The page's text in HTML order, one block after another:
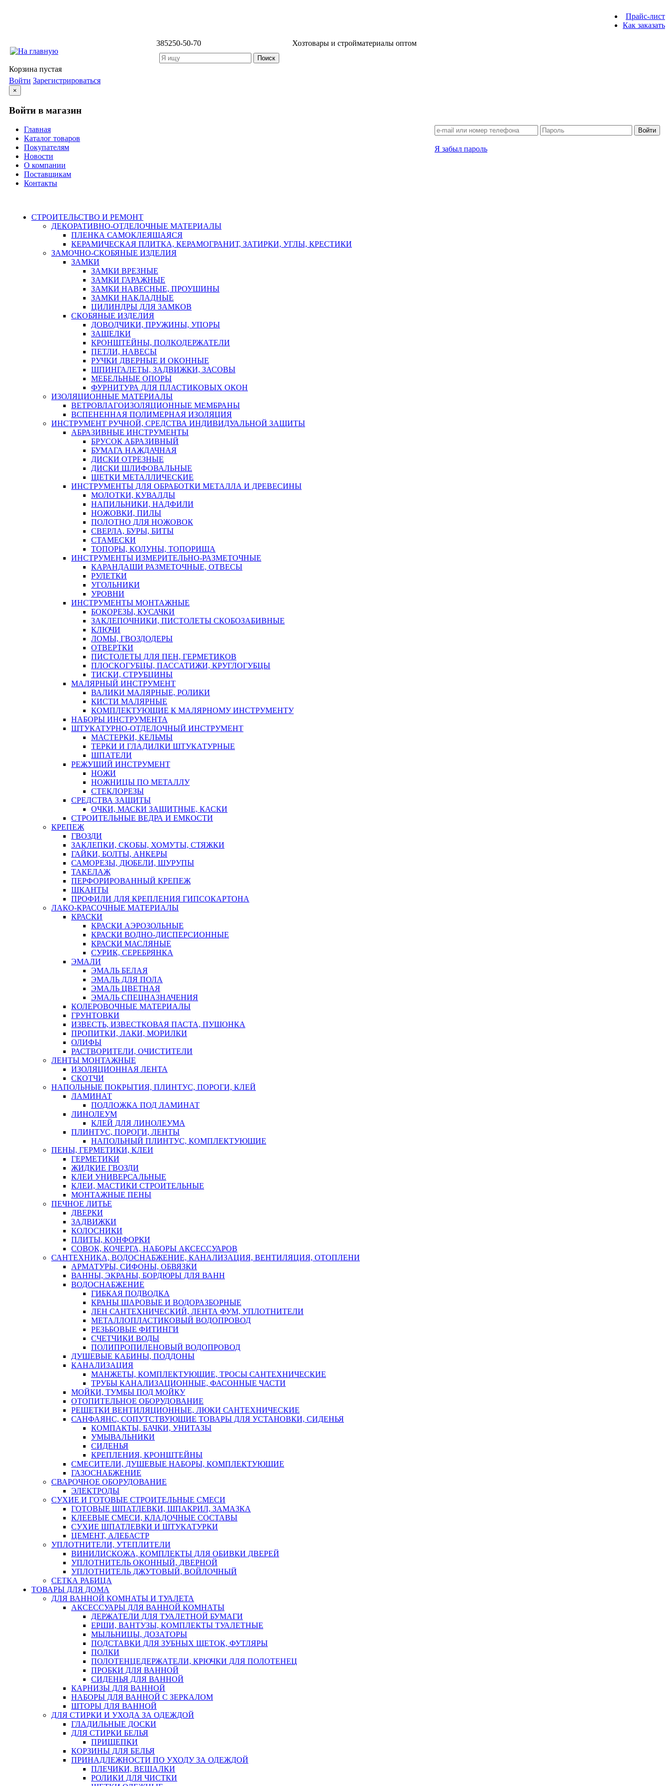
Прайс-лист
Как заказать
385250-50-70 Хозтовары и стройматериалы оптом
Корзина пустая
Войти Зарегистрироваться
×
Войти в магазин
Войти
Я забыл пароль
Главная
Каталог товаров
Покупателям
Новости
О компании
Поставщикам
Контакты
СТРОИТЕЛЬСТВО И РЕМОНТ
ДЕКОРАТИВНО-ОТДЕЛОЧНЫЕ МАТЕРИАЛЫ
ПЛЕНКА САМОКЛЕЯЩАЯСЯ
КЕРАМИЧЕСКАЯ ПЛИТКА, КЕРАМОГРАНИТ, ЗАТИРКИ, УГЛЫ, КРЕСТИКИ
ЗАМОЧНО-СКОБЯНЫЕ ИЗДЕЛИЯ
ЗАМКИ
ЗАМКИ ВРЕЗНЫЕ
ЗАМКИ ГАРАЖНЫЕ
ЗАМКИ НАВЕСНЫЕ, ПРОУШИНЫ
ЗАМКИ НАКЛАДНЫЕ
ЦИЛИНДРЫ ДЛЯ ЗАМКОВ
СКОБЯНЫЕ ИЗДЕЛИЯ
ДОВОДЧИКИ, ПРУЖИНЫ, УПОРЫ
ЗАЩЕЛКИ
КРОНШТЕЙНЫ, ПОЛКОДЕРЖАТЕЛИ
ПЕТЛИ, НАВЕСЫ
РУЧКИ ДВЕРНЫЕ И ОКОННЫЕ
ШПИНГАЛЕТЫ, ЗАДВИЖКИ, ЗАСОВЫ
МЕБЕЛЬНЫЕ ОПОРЫ
ФУРНИТУРА ДЛЯ ПЛАСТИКОВЫХ ОКОН
ИЗОЛЯЦИОННЫЕ МАТЕРИАЛЫ
ВЕТРОВЛАГОИЗОЛЯЦИОННЫЕ МЕМБРАНЫ
ВСПЕНЕННАЯ ПОЛИМЕРНАЯ ИЗОЛЯЦИЯ
ИНСТРУМЕНТ РУЧНОЙ, СРЕДСТВА ИНДИВИДУАЛЬНОЙ ЗАЩИТЫ
АБРАЗИВНЫЕ ИНСТРУМЕНТЫ
БРУСОК АБРАЗИВНЫЙ
БУМАГА НАЖДАЧНАЯ
ДИСКИ ОТРЕЗНЫЕ
ДИСКИ ШЛИФОВАЛЬНЫЕ
ЩЕТКИ МЕТАЛЛИЧЕСКИЕ
ИНСТРУМЕНТЫ ДЛЯ ОБРАБОТКИ МЕТАЛЛА И ДРЕВЕСИНЫ
МОЛОТКИ, КУВАЛДЫ
НАПИЛЬНИКИ, НАДФИЛИ
НОЖОВКИ, ПИЛЫ
ПОЛОТНО ДЛЯ НОЖОВОК
СВЕРЛА, БУРЫ, БИТЫ
СТАМЕСКИ
ТОПОРЫ, КОЛУНЫ, ТОПОРИЩА
ИНСТРУМЕНТЫ ИЗМЕРИТЕЛЬНО-РАЗМЕТОЧНЫЕ
КАРАНДАШИ РАЗМЕТОЧНЫЕ, ОТВЕСЫ
РУЛЕТКИ
УГОЛЬНИКИ
УРОВНИ
ИНСТРУМЕНТЫ МОНТАЖНЫЕ
БОКОРЕЗЫ, КУСАЧКИ
ЗАКЛЕПОЧНИКИ, ПИСТОЛЕТЫ СКОБОЗАБИВНЫЕ
КЛЮЧИ
ЛОМЫ, ГВОЗДОДЕРЫ
ОТВЕРТКИ
ПИСТОЛЕТЫ ДЛЯ ПЕН, ГЕРМЕТИКОВ
ПЛОСКОГУБЦЫ, ПАССАТИЖИ, КРУГЛОГУБЦЫ
ТИСКИ, СТРУБЦИНЫ
МАЛЯРНЫЙ ИНСТРУМЕНТ
ВАЛИКИ МАЛЯРНЫЕ, РОЛИКИ
КИСТИ МАЛЯРНЫЕ
КОМПЛЕКТУЮЩИЕ К МАЛЯРНОМУ ИНСТРУМЕНТУ
НАБОРЫ ИНСТРУМЕНТА
ШТУКАТУРНО-ОТДЕЛОЧНЫЙ ИНСТРУМЕНТ
МАСТЕРКИ, КЕЛЬМЫ
ТЕРКИ И ГЛАДИЛКИ ШТУКАТУРНЫЕ
ШПАТЕЛИ
РЕЖУЩИЙ ИНСТРУМЕНТ
НОЖИ
НОЖНИЦЫ ПО МЕТАЛЛУ
СТЕКЛОРЕЗЫ
СРЕДСТВА ЗАЩИТЫ
ОЧКИ, МАСКИ ЗАЩИТНЫЕ, КАСКИ
СТРОИТЕЛЬНЫЕ ВЕДРА И ЕМКОСТИ
КРЕПЕЖ
ГВОЗДИ
ЗАКЛЕПКИ, СКОБЫ, ХОМУТЫ, СТЯЖКИ
ГАЙКИ, БОЛТЫ, АНКЕРЫ
САМОРЕЗЫ, ДЮБЕЛИ, ШУРУПЫ
ТАКЕЛАЖ
ПЕРФОРИРОВАННЫЙ КРЕПЕЖ
ШКАНТЫ
ПРОФИЛИ ДЛЯ КРЕПЛЕНИЯ ГИПСОКАРТОНА
ЛАКО-КРАСОЧНЫЕ МАТЕРИАЛЫ
КРАСКИ
КРАСКИ АЭРОЗОЛЬНЫЕ
КРАСКИ ВОДНО-ДИСПЕРСИОННЫЕ
КРАСКИ МАСЛЯНЫЕ
СУРИК, СЕРЕБРЯНКА
ЭМАЛИ
ЭМАЛЬ БЕЛАЯ
ЭМАЛЬ ДЛЯ ПОЛА
ЭМАЛЬ ЦВЕТНАЯ
ЭМАЛЬ СПЕЦНАЗНАЧЕНИЯ
КОЛЕРОВОЧНЫЕ МАТЕРИАЛЫ
ГРУНТОВКИ
ИЗВЕСТЬ, ИЗВЕСТКОВАЯ ПАСТА, ПУШОНКА
ПРОПИТКИ, ЛАКИ, МОРИЛКИ
ОЛИФЫ
РАСТВОРИТЕЛИ, ОЧИСТИТЕЛИ
ЛЕНТЫ МОНТАЖНЫЕ
ИЗОЛЯЦИОННАЯ ЛЕНТА
СКОТЧИ
НАПОЛЬНЫЕ ПОКРЫТИЯ, ПЛИНТУС, ПОРОГИ, КЛЕЙ
ЛАМИНАТ
ПОДЛОЖКА ПОД ЛАМИНАТ
ЛИНОЛЕУМ
КЛЕЙ ДЛЯ ЛИНОЛЕУМА
ПЛИНТУС, ПОРОГИ, ЛЕНТЫ
НАПОЛЬНЫЙ ПЛИНТУС, КОМПЛЕКТУЮЩИЕ
ПЕНЫ, ГЕРМЕТИКИ, КЛЕИ
ГЕРМЕТИКИ
ЖИДКИЕ ГВОЗДИ
КЛЕИ УНИВЕРСАЛЬНЫЕ
КЛЕИ, МАСТИКИ СТРОИТЕЛЬНЫЕ
МОНТАЖНЫЕ ПЕНЫ
ПЕЧНОЕ ЛИТЬЕ
ДВЕРКИ
ЗАДВИЖКИ
КОЛОСНИКИ
ПЛИТЫ, КОНФОРКИ
СОВОК, КОЧЕРГА, НАБОРЫ АКСЕССУАРОВ
САНТЕХНИКА, ВОДОСНАБЖЕНИЕ, КАНАЛИЗАЦИЯ, ВЕНТИЛЯЦИЯ, ОТОПЛЕНИ
АРМАТУРЫ, СИФОНЫ, ОБВЯЗКИ
ВАННЫ, ЭКРАНЫ, БОРДЮРЫ ДЛЯ ВАНН
ВОДОСНАБЖЕНИЕ
ГИБКАЯ ПОДВОДКА
КРАНЫ ШАРОВЫЕ И ВОДОРАЗБОРНЫЕ
ЛЕН САНТЕХНИЧЕСКИЙ, ЛЕНТА ФУМ, УПЛОТНИТЕЛИ
МЕТАЛЛОПЛАСТИКОВЫЙ ВОДОПРОВОД
РЕЗЬБОВЫЕ ФИТИНГИ
СЧЕТЧИКИ ВОДЫ
ПОЛИПРОПИЛЕНОВЫЙ ВОДОПРОВОД
ДУШЕВЫЕ КАБИНЫ, ПОДДОНЫ
КАНАЛИЗАЦИЯ
МАНЖЕТЫ, КОМПЛЕКТУЮЩИЕ, ТРОСЫ САНТЕХНИЧЕСКИЕ
ТРУБЫ КАНАЛИЗАЦИОННЫЕ, ФАСОННЫЕ ЧАСТИ
МОЙКИ, ТУМБЫ ПОД МОЙКУ
ОТОПИТЕЛЬНОЕ ОБОРУДОВАНИЕ
РЕШЕТКИ ВЕНТИЛЯЦИОННЫЕ, ЛЮКИ САНТЕХНИЧЕСКИЕ
САНФАЯНС, СОПУТСТВУЮЩИЕ ТОВАРЫ ДЛЯ УСТАНОВКИ, СИДЕНЬЯ
КОМПАКТЫ, БАЧКИ, УНИТАЗЫ
УМЫВАЛЬНИКИ
СИДЕНЬЯ
КРЕПЛЕНИЯ, КРОНШТЕЙНЫ
СМЕСИТЕЛИ, ДУШЕВЫЕ НАБОРЫ, КОМПЛЕКТУЮЩИЕ
ГАЗОСНАБЖЕНИЕ
СВАРОЧНОЕ ОБОРУДОВАНИЕ
ЭЛЕКТРОДЫ
СУХИЕ И ГОТОВЫЕ СТРОИТЕЛЬНЫЕ СМЕСИ
ГОТОВЫЕ ШПАТЛЕВКИ, ШПАКРИЛ, ЗАМАЗКА
КЛЕЕВЫЕ СМЕСИ, КЛАДОЧНЫЕ СОСТАВЫ
СУХИЕ ШПАТЛЕВКИ И ШТУКАТУРКИ
ЦЕМЕНТ, АЛЕБАСТР
УПЛОТНИТЕЛИ, УТЕПЛИТЕЛИ
ВИНИЛИСКОЖА, КОМПЛЕКТЫ ДЛЯ ОБИВКИ ДВЕРЕЙ
УПЛОТНИТЕЛЬ ОКОННЫЙ, ДВЕРНОЙ
УПЛОТНИТЕЛЬ ДЖУТОВЫЙ, ВОЙЛОЧНЫЙ
СЕТКА РАБИЦА
ТОВАРЫ ДЛЯ ДОМА
ДЛЯ ВАННОЙ КОМНАТЫ И ТУАЛЕТА
АКСЕССУАРЫ ДЛЯ ВАННОЙ КОМНАТЫ
ДЕРЖАТЕЛИ ДЛЯ ТУАЛЕТНОЙ БУМАГИ
ЕРШИ, ВАНТУЗЫ, КОМПЛЕКТЫ ТУАЛЕТНЫЕ
МЫЛЬНИЦЫ, ДОЗАТОРЫ
ПОДСТАВКИ ДЛЯ ЗУБНЫХ ЩЕТОК, ФУТЛЯРЫ
ПОЛКИ
ПОЛОТЕНЦЕДЕРЖАТЕЛИ, КРЮЧКИ ДЛЯ ПОЛОТЕНЕЦ
ПРОБКИ ДЛЯ ВАННОЙ
СИДЕНЬЯ ДЛЯ ВАННОЙ
КАРНИЗЫ ДЛЯ ВАННОЙ
НАБОРЫ ДЛЯ ВАННОЙ С ЗЕРКАЛОМ
ШТОРЫ ДЛЯ ВАННОЙ
ДЛЯ СТИРКИ И УХОДА ЗА ОДЕЖДОЙ
ГЛАДИЛЬНЫЕ ДОСКИ
ДЛЯ СТИРКИ БЕЛЬЯ
ПРИЩЕПКИ
КОРЗИНЫ ДЛЯ БЕЛЬЯ
ПРИНАДЛЕЖНОСТИ ПО УХОДУ ЗА ОДЕЖДОЙ
ПЛЕЧИКИ, ВЕШАЛКИ
РОЛИКИ ДЛЯ ЧИСТКИ